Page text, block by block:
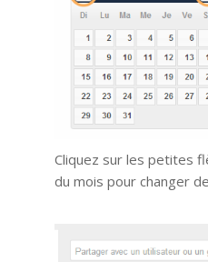
Cliquez sur les petites
du mois pour changer